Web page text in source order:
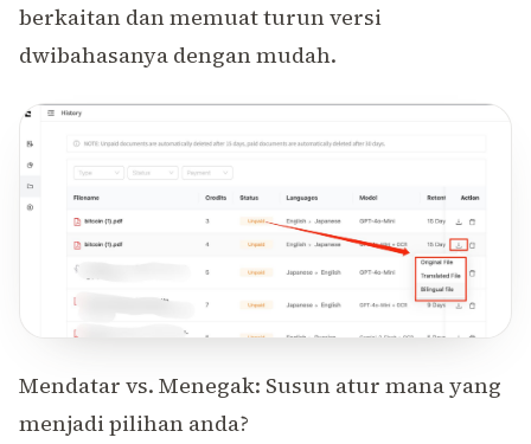
berkaitan dan memuat turun versi
dwibahasanya dengan mudah.
Mendatar vs. Menegak: Susun atur mana yang
menjadi pilihan anda?